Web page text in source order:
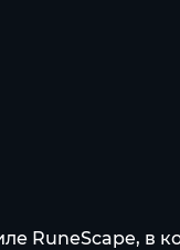
RuneScape, в